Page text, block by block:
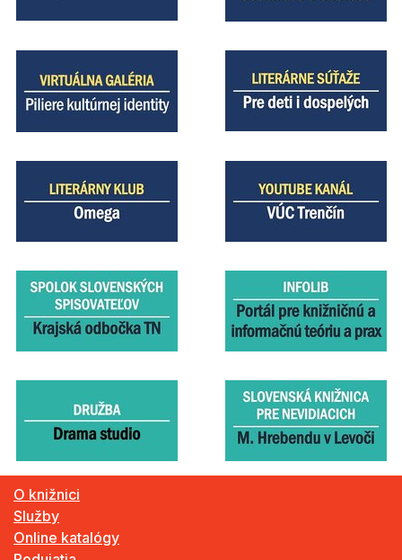
O knižnici
Služby
Online katalógy